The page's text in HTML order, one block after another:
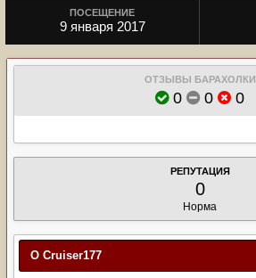
ПОСЕЩЕНИЕ
9 января 2017
ОТЗЫВЫ БАРАХОЛКИ
0 0 0
РЕПУТАЦИЯ
0
Норма
О Cruiser177